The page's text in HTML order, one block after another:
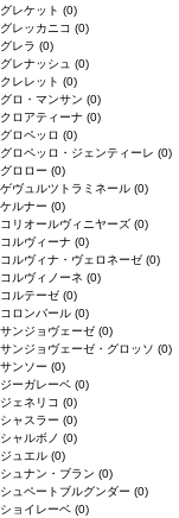
グレケット (0)
グレッカニコ (0)
グレラ (0)
グレナッシュ (0)
クレレット (0)
グロ・マンサン (0)
クロアティーナ (0)
グロペッロ (0)
グロペッロ・ジェンティーレ (0)
グロロー (0)
ゲヴュルツトラミネール (0)
ケルナー (0)
コリオールヴィニヤーズ (0)
コルヴィーナ (0)
コルヴィナ・ヴェロネーゼ (0)
コルヴィノーネ (0)
コルテーゼ (0)
コロンバール (0)
サンジョヴェーゼ (0)
サンジョヴェーゼ・グロッソ (0)
サンソー (0)
ジーガレーベ (0)
ジェネリコ (0)
シャスラー (0)
シャルボノ (0)
ジュエル (0)
シュナン・ブラン (0)
シュペートブルグンダー (0)
ショイレーベ (0)